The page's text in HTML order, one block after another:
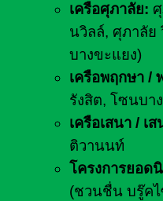
เครือศุภาลัย:
นวิลล์, ศุภาลัย
บางขะแยง)
เครือพฤกษา /
รังสิต, โซนบา
เครือเสนา / เ
ติวานนท์
โครงการยอด
(ชวนชื่น บรู๊ค